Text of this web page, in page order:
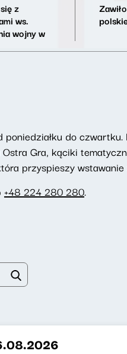
z
ws.
wojny w
do
Gra, kąciki
przyspieszy
+48 224 280 280.